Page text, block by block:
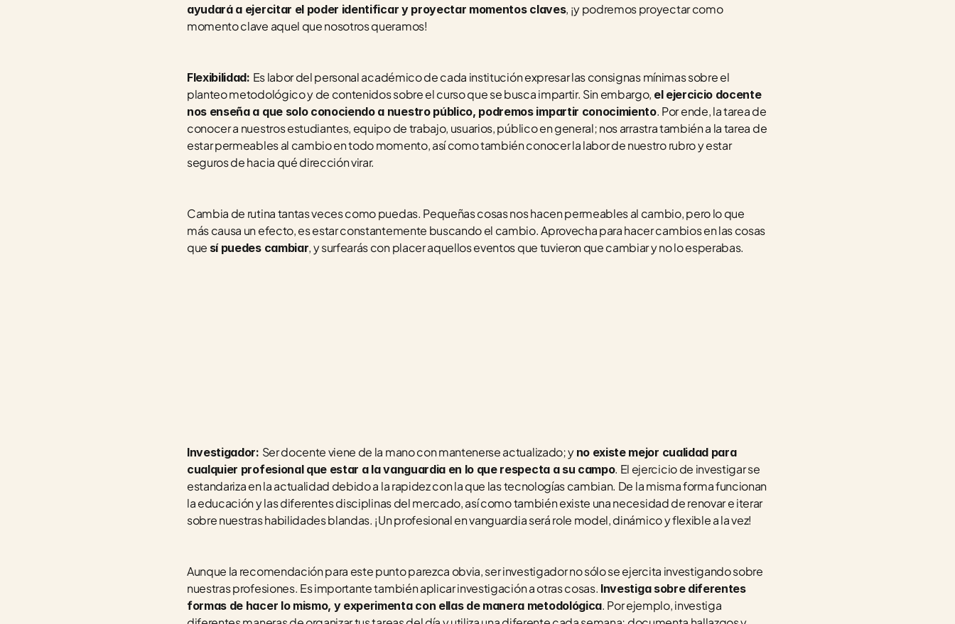
ayudará a ejercitar el poder identificar y proyectar momentos claves, ¡y podremos proyectar como
momento clave aquel que nosotros queramos!
Flexibilidad: Es labor del personal académico de cada institución expresar las consignas mínimas sobre el
planteo metodológico y de contenidos sobre el curso que se busca impartir. Sin embargo, el ejercicio docente
nos enseña a que solo conociendo a nuestro público, podremos impartir conocimiento. Por ende, la tarea de
conocer a nuestros estudiantes, equipo de trabajo, usuarios, público en general; nos arrastra también a la tarea de
estar permeables al cambio en todo momento, así como también conocer la labor de nuestro rubro y estar
seguros de hacia qué dirección virar.
Cambia de rutina tantas veces como puedas. Pequeñas cosas nos hacen permeables al cambio, pero lo que
más causa un efecto, es estar constantemente buscando el cambio. Aprovecha para hacer cambios en las cosas
que sí puedes cambiar, y surfearás con placer aquellos eventos que tuvieron que cambiar y no lo esperabas.
Investigador: Ser docente viene de la mano con mantenerse actualizado; y no existe mejor cualidad para
cualquier profesional que estar a la vanguardia en lo que respecta a su campo. El ejercicio de investigar se
estandariza en la actualidad debido a la rapidez con la que las tecnologías cambian. De la misma forma funcionan
la educación y las diferentes disciplinas del mercado, así como también existe una necesidad de renovar e iterar
sobre nuestras habilidades blandas. ¡Un profesional en vanguardia será role model, dinámico y flexible a la vez!
Aunque la recomendación para este punto parezca obvia, ser investigador no sólo se ejercita investigando sobre
nuestras profesiones. Es importante también aplicar investigación a otras cosas. Investiga sobre diferentes
formas de hacer lo mismo, y experimenta con ellas de manera metodológica. Por ejemplo, investiga